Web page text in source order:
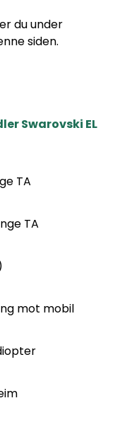
du under
siden.
Swarovski EL
TA
TA
mot mobil